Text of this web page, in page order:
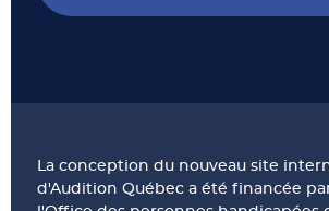
La conception du nouveau site
d'Audition Québec a été financée